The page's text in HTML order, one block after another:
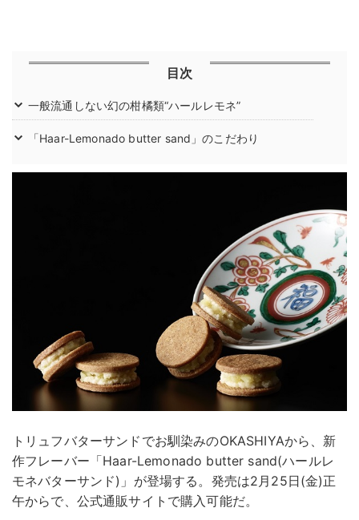
目次
一般流通しない幻の柑橘類“ハールレモネ”
「Haar-Lemonado butter sand」のこだわり
トリュフバターサンドでお馴染みのOKASHIYAから、新
作フレーバー「Haar-Lemonado butter sand(ハールレ
モネバターサンド)」が登場する。発売は2月25日(金)正
午からで、公式通販サイトで購入可能だ。